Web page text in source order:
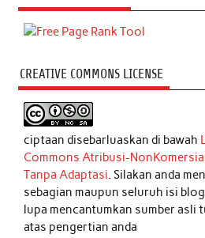
CREATIVE COMMONS LICENSE
ciptaan disebarluaskan di bawah
Commons Atribusi-
Tanpa Adaptasi. Silakan anda
sebagian maupun seluruh isi
lupa mencantumkan sumber asli
atas pengertian anda